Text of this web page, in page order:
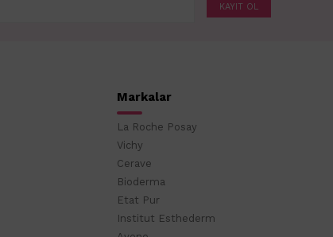
KAYIT OL
Markalar
La Roche Posay
Vichy
Cerave
Bioderma
Etat Pur
Institut Esthederm